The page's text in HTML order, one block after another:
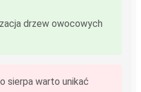
drzew owocowych
sierpa warto unikać